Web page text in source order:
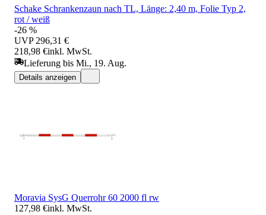
Schake Schrankenzaun nach TL, Länge: 2,40 m, Folie Typ 2,
rot / weiß
-26 %
UVP 296,31 €
218,98 €inkl. MwSt.
Lieferung bis Mi., 19. Aug.
Details anzeigen
Moravia SysG Querrohr 60 2000 fl rw
127,98 €inkl. MwSt.